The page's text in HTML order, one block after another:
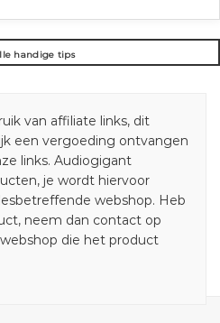
handige tips
van affiliate links, dit
een vergoeding ontvangen
links. Audiogigant
je wordt hiervoor
webshop. Heb
neem dan contact op
die het product